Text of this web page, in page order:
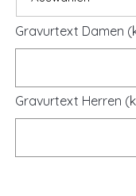
Gravurtext Damen
Gravurtext Herren